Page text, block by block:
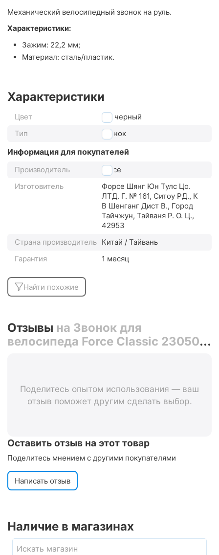
Механический велосипедный звонок на руль.
Характеристики:
Зажим: 22,2 мм;
Материал: сталь/пластик.
Характеристики
Цвет
черный
Тип
звонок
Информация для покупателей
Производитель
Force
Изготовитель
Форсе Шянг Юн Тулс Цо.
ЛТД. Г. № 161, Ситоу РД., К
В Шенганг Дист В., Город
Тайчжун, Тайваня Р. О. Ц.,
42953
Страна производитель Китай / Тайвань
Гарантия
1 месяц
Найти похожие
Отзывы на Звонок для
велосипеда Force Classic 23050
Поделитесь опытом использования — ваш
отзыв поможет другим сделать выбор.
Оставить отзыв на этот товар
Поделитесь мнением с другими покупателями
Написать отзыв
Наличие в магазинах